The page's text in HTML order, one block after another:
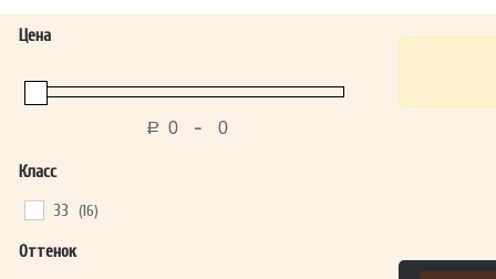
Цена
Р -
Класс
33 (16)
Оттенок